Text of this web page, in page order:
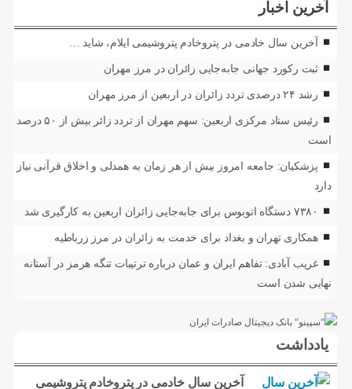
آخرین اخبار
آخرین سال خادمی در پتروخادم پتروشیمی ایلام، شاید …
ثبت رکورد جهانی جابه‌جایی زائران در مرز مهران
رشد ۲۴ درصدی تردد زائران در اربعین از مرز مهران
رئیس ستاد مرکزی اربعین: سهم مهران از تردد زائر بیش از ۵۰ درصد
است
پزشکیان: جامعه امروز بیش از هر زمان به همدلی و اخلاق قرآنی نیاز
دارد
۷۳۸۰ دستگاه اتوبوس برای جابه‌جایی زائران اربعین به‌ کارگیری شد
همکاری تهران و بغداد برای خدمت به زائران در مرز زرباطیه
غریب آبادی: تفاهم ایران و عمان درباره ترتیبات تنگه هرمز در آستانه
نهایی شدن است
یادداشت
آخرین سال خادمی در پتروخادم پتروشیمی